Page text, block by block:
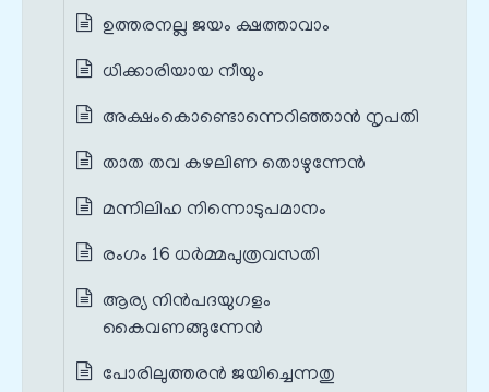
ഉത്തരനല്ല ജയം ക്ഷത്താവാം
ധിക്കാരിയായ നീയും
അക്ഷംകൊണ്ടൊന്നെറിഞ്ഞാൻ നൃപതി
താത തവ കഴലിണ തൊഴുന്നേൻ
മന്നിലിഹ നിന്നൊടുപമാനം
രംഗം 16 ധർമ്മപുത്രവസതി
ആര്യ നിൻപദയുഗളം
കൈവണങ്ങുന്നേൻ
പോരിലുത്തരൻ ജയിച്ചെന്നതു